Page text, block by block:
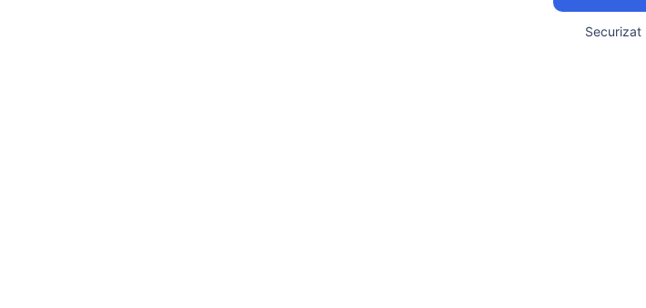
Securizat